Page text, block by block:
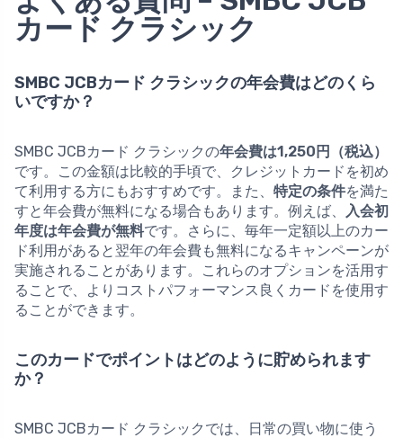
カード クラシック
SMBC JCBカード クラシックの年会費はどのくら
いですか？
SMBC JCBカード クラシックの年会費は1,250円（税込）
です。この金額は比較的手頃で、クレジットカードを初め
て利用する方にもおすすめです。また、 特定の条件を満た
すと年会費が無料になる場合もあります。例えば、
入会初
年度は年会費が無料です。さらに、毎年一定額以上のカー
ド利用があると翌年の年会費も無料になるキャンペーンが
実施されることがあります。これらのオプションを活用す
ることで、よりコストパフォーマンス良くカードを使用す
ることができます。
このカードでポイントはどのように貯められます
か？
SMBC JCBカード クラシックでは、日常の買い物に使う